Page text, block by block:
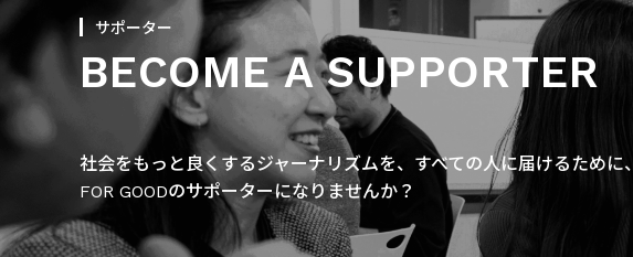
サポーター
BECOME A SUPPORTER
社会をもっと良くするジャーナリズムを、すべての人に届けるために
FOR GOODのサポーターになりませんか？